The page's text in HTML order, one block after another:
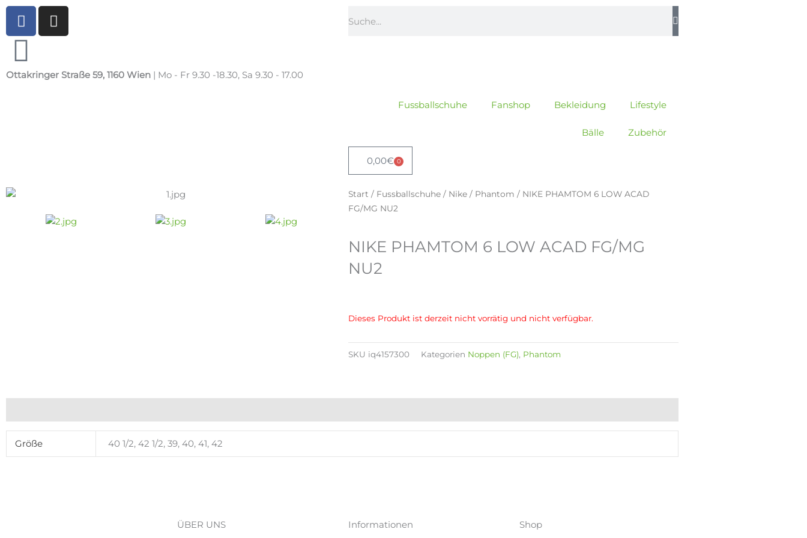
Zum
Inhalt
springen
F
a
c
e
b
I
n
a
Ottakringer Straße 59, 1160 Wien | Mo - Fr 9.30 -18.30, Sa 9.30 - 17.00
Fussballschuhe Fanshop Bekleidung Lifestyle
Bälle Zubehör
0,00€ 0
Warenkorb
Start / Fussballschuhe / Nike / Phantom / NIKE PHAMTOM 6 LOW ACAD
FG/MG NU2
NIKE PHAMTOM 6 LOW ACAD FG/MG
NU2
Dieses Produkt ist derzeit nicht vorrätig und nicht verfügbar.
SKU iq4157300 Kategorien Noppen (FG), Phantom
Größe 40 1/2, 42 1/2, 39, 40, 41, 42
ÜBER UNS Informationen Shop